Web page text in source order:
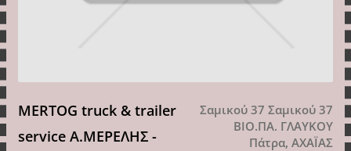
MERTOG truck & trailer
service Α.ΜΕΡΕΛΗΣ -
Σαμικού 37 Σαμικού 37
ΒΙΟ.ΠΑ. ΓΛΑΥΚΟΥ
Πάτρα, ΑΧΑΪΑΣ